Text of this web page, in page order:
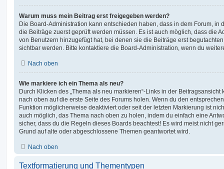
Warum muss mein Beitrag erst freigegeben werden?
Die Board-Administration kann entschieden haben, dass in dem Forum, in
die Beiträge zuerst geprüft werden müssen. Es ist auch möglich, dass die
von Benutzern hinzugefügt hat, bei denen sie die Beiträge erst
sichtbar werden. Bitte kontaktiere die Board-Administration, wenn du
Nach oben
Wie markiere ich ein Thema als neu?
Durch Klicken des „Thema als neu markieren“-Links in der
nach oben auf die erste Seite des Forums holen. Wenn du den
Funktion möglicherweise deaktiviert oder seit der letzten Markierung ist
auch möglich, das Thema nach oben zu holen, indem du einfach eine
sicher, dass du die Regeln dieses Boards beachtest! Es wird meist nicht
Grund auf alte oder abgeschlossene Themen geantwortet wird.
Nach oben
Textformatierung und Thementypen